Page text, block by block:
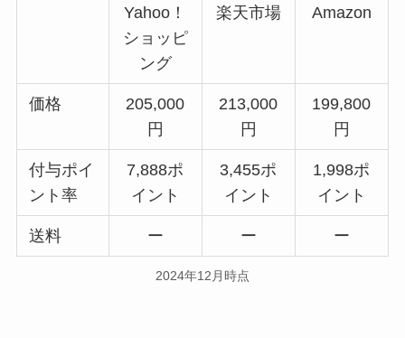
Yahoo！
ショッピ
ング
楽天市場 Amazon
価格
205,000
円
213,000
円
199,800
円
付与ポイ
ント率
7,888ポ
イント
3,455ポ
イント
1,998ポ
イント
送料 ー ー ー
2024年12月時点